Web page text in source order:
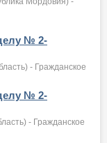
№ 2-
- Гражданское
№ 2-
- Гражданское